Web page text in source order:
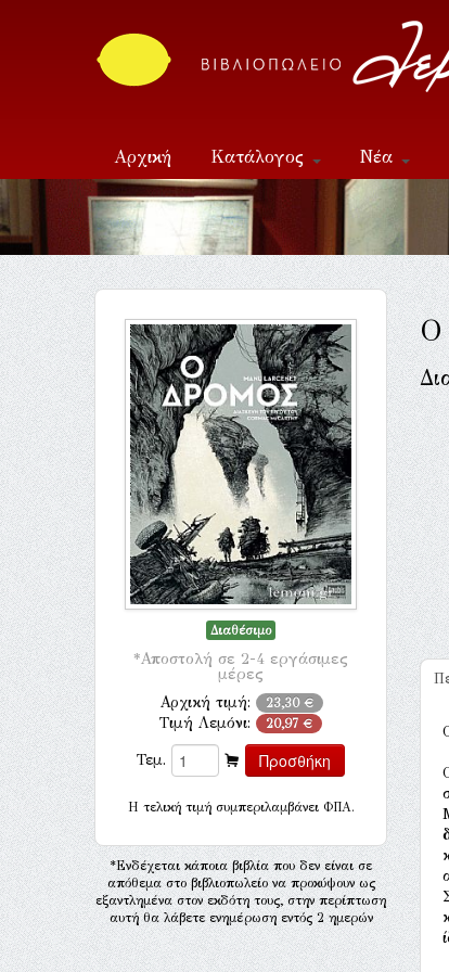
Αρχική Κατάλογος Νέα
Επικοινωνία
Διαθέσιμο
*Αποστολή σε 2-4 εργάσιμες
μέρες
Αρχική τιμή: 23,30 €
Τιμή Λεμόνι: 20,97 €
Τεμ.
H τελική τιμή συμπεριλαμβάνει ΦΠΑ.
*Ενδέχεται κάποια βιβλία που δεν είναι σε
απόθεμα στο βιβλιοπωλείο να προκύψουν ως
εξαντλημένα στον εκδότη τους, στην περίπτωση
αυτή θα λάβετε ενημέρωση εντός 2 ημερών
Ο